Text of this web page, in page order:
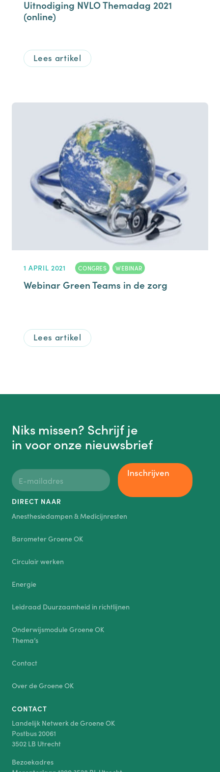
Uitnodiging NVLO Themadag 2021
(online)
Lees artikel
1 APRIL 2021 CONGRES , WEBINAR
Webinar Green Teams in de zorg
Lees artikel
Niks missen? Schrijf je
in voor onze nieuwsbrief
Inschrijven
DIRECT NAAR
Anesthesiedampen & Medicijnresten
Barometer Groene OK
Circulair werken
Energie
Leidraad Duurzaamheid in richtlijnen
Onderwijsmodule Groene OK
Thema’s
Contact
Over de Groene OK
CONTACT
Landelijk Netwerk de Groene OK
Postbus 20061
3502 LB Utrecht
Bezoekadres